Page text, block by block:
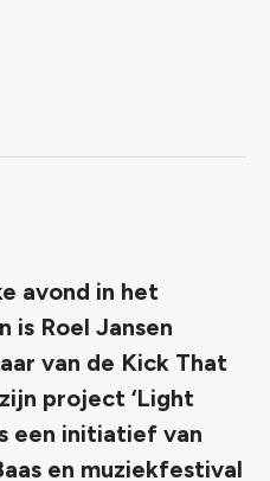
avond in het
is Roel Jansen
van de Kick That
project ‘Light
een initiatief van
en muziekfestival